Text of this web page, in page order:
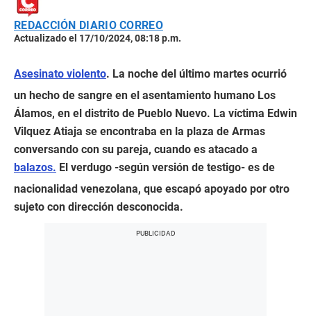
REDACCIÓN DIARIO CORREO
Actualizado el 17/10/2024, 08:18 p.m.
Asesinato violento. La noche del último martes ocurrió
un hecho de sangre en el asentamiento humano Los
Álamos, en el distrito de Pueblo Nuevo. La víctima Edwin
Vilquez Atiaja se encontraba en la plaza de Armas
conversando con su pareja, cuando es atacado a
balazos. El verdugo -según versión de testigo- es de
nacionalidad venezolana, que escapó apoyado por otro
sujeto con dirección desconocida.